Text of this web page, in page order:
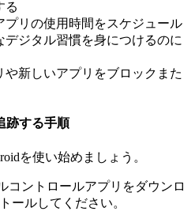
る
プリの使用時間をスケジュール
デジタル習慣を身につけるのに
新しいアプリをブロックまた
跡する手順
を使い始めましょう。
コントロールアプリをダウンロ
ールしてください。